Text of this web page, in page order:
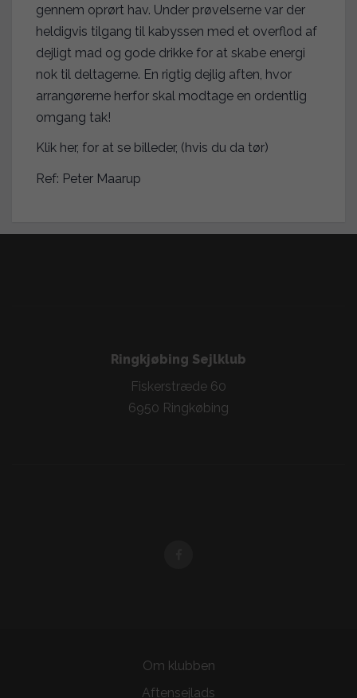
gennem oprørt hav. Under prøvelserne var der
heldigvis tilgang til kabyssen med et overflod af
dejligt mad og gode drikke for at skabe energi
nok til deltagerne. En rigtig dejlig aften, hvor
arrangørerne herfor skal modtage en ordentlig
omgang tak!
Klik her, for at se billeder, (hvis du da tør)
Ref: Peter Maarup
Ringkjøbing Sejlklub
Fiskerstræde 60
6950 Ringkøbing
Om klubben
Aftensejlads